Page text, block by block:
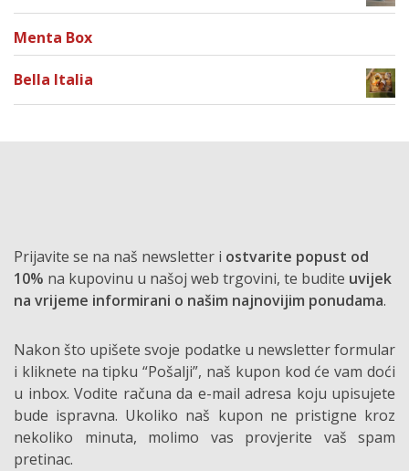
Menta Box
Bella Italia
Prijavite se na naš newsletter i ostvarite popust od
10% na kupovinu u našoj web trgovini, te budite uvijek
na vrijeme informirani o našim najnovijim ponudama.
Nakon što upišete svoje podatke u newsletter formular
i kliknete na tipku “Pošalji”, naš kupon kod će vam doći
u inbox. Vodite računa da e-mail adresa koju upisujete
bude ispravna. Ukoliko naš kupon ne pristigne kroz
nekoliko minuta, molimo vas provjerite vaš spam
pretinac.